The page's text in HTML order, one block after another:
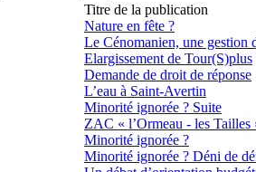
Titre de la publication
Nature en fête ?
Le Cénomanien, une gestion
Elargissement de Tour(S)plus
Demande de droit de réponse
L’eau à Saint-Avertin
Minorité ignorée ? Suite
ZAC « l’Ormeau - les Tailles
Minorité ignorée ?
Minorité ignorée ? Déni de